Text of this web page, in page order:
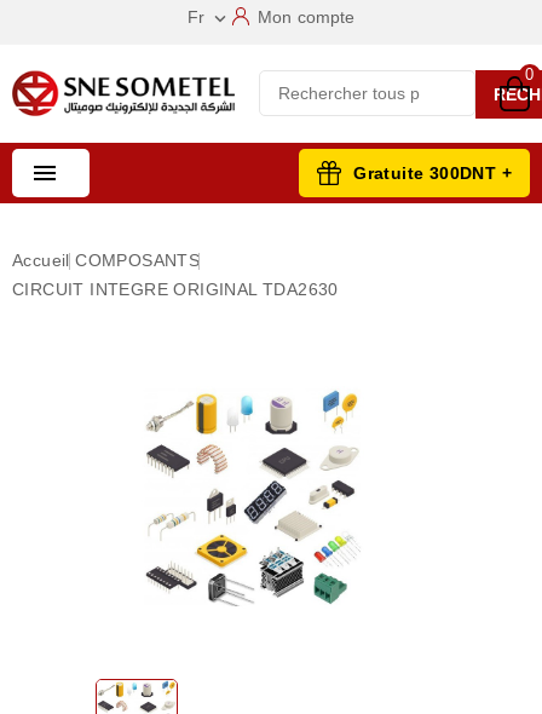
Fr  Mon compte
0
 Gratuite 300DNT +
Accueil COMPOSANTS
CIRCUIT INTEGRE ORIGINAL TDA2630